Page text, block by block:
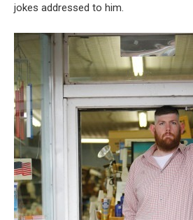
jokes addressed to him.